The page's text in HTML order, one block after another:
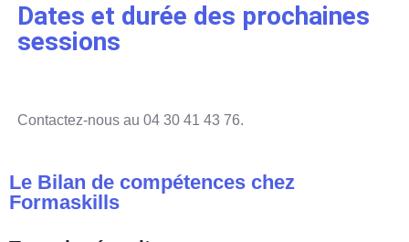
Dates et durée des prochaines
sessions
Contactez-nous au 04 30 41 43 76.
Le Bilan de compétences chez
Formaskills